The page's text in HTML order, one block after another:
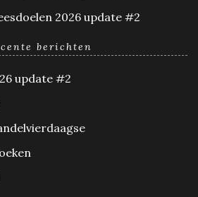
2026 update #2
berichten
update #2